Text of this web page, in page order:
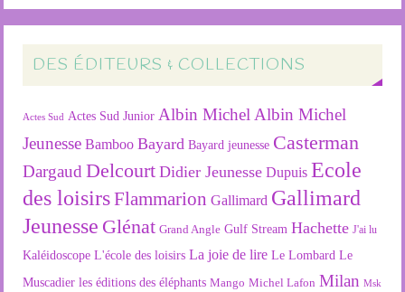
DES ÉDITEURS & COLLECTIONS
Actes Sud Actes Sud Junior Albin Michel Albin Michel
Jeunesse Bamboo Bayard Bayard jeunesse Casterman
Dargaud Delcourt Didier Jeunesse Dupuis Ecole
des loisirsFlammarion Gallimard Gallimard
Jeunesse Glénat Grand Angle Gulf Stream Hachette J'ai lu
Kaléidoscope L'école des loisirs La joie de lire Le Lombard Le
Muscadier les éditions des éléphants Mango Michel Lafon Milan Msk